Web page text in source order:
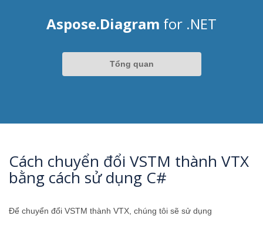
Aspose.Diagram for .NET
Tổng quan
Cách chuyển đổi VSTM thành VTX
bằng cách sử dụng C#
Để chuyển đổi VSTM thành VTX, chúng tôi sẽ sử dụng